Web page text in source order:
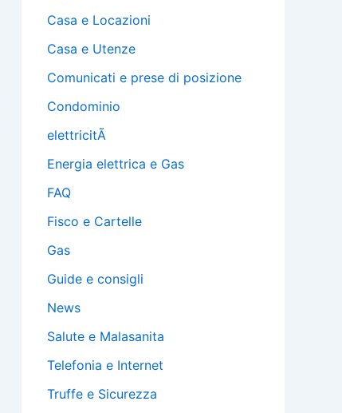
Casa e Locazioni
Casa e Utenze
Comunicati e prese di posizione
Condominio
elettricitÃ
Energia elettrica e Gas
FAQ
Fisco e Cartelle
Gas
Guide e consigli
News
Salute e Malasanita
Telefonia e Internet
Truffe e Sicurezza